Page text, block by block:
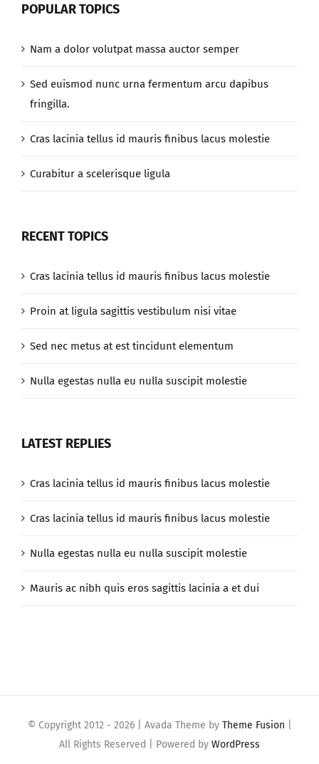
POPULAR TOPICS
Nam a dolor volutpat massa auctor semper
Sed euismod nunc urna fermentum arcu dapibus
fringilla.
Cras lacinia tellus id mauris finibus lacus molestie
Curabitur a scelerisque ligula
RECENT TOPICS
Cras lacinia tellus id mauris finibus lacus molestie
Proin at ligula sagittis vestibulum nisi vitae
Sed nec metus at est tincidunt elementum
Nulla egestas nulla eu nulla suscipit molestie
LATEST REPLIES
Cras lacinia tellus id mauris finibus lacus molestie
Cras lacinia tellus id mauris finibus lacus molestie
Nulla egestas nulla eu nulla suscipit molestie
Mauris ac nibh quis eros sagittis lacinia a et dui
© Copyright 2012 - 2026 | Avada Theme by Theme Fusion
All Rights Reserved | Powered by WordPress